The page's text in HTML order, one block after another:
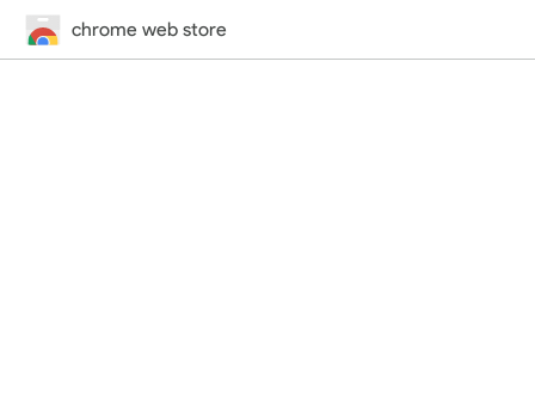
chrome web store